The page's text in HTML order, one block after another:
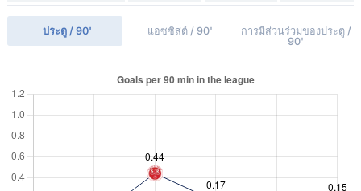
ประตู / 90' แอซซิสต์ / 90'
การมีส่วนร่วมของประตู /
90'